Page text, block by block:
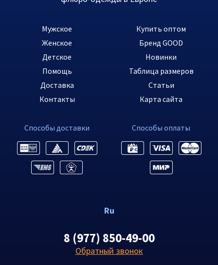
Мужское
Женское
Детское
Купить оптом
Бренд GOOD
Новинки
Помощь
Доставка
Контакты
Таблица размеров
Статьи
Карта сайта
Ru
8 (977) 850-49-00
Обратный звонок
Способы доставки Способы оплаты